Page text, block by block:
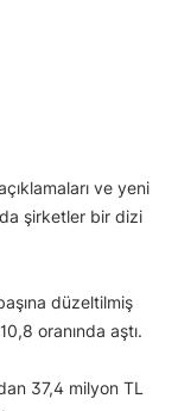
ve yeni
şirketler bir dizi
düzeltilmiş
oranında aştı.
37,4 milyon TL